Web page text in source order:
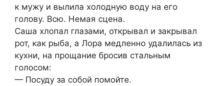
к мужу и вылила холодную воду на его
голову. Всю. Немая сцена.
Саша хлопал глазами, открывал и закрывал
рот, как рыба, а Лора медленно удалилась из
кухни, на прощание бросив стальным
голосом:
— Посуду за собой помойте.